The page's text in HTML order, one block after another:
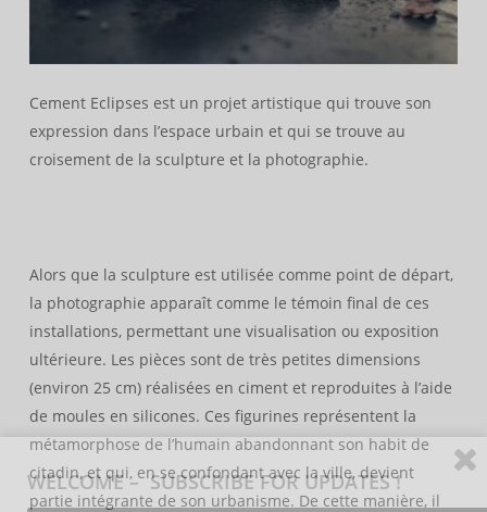
Cement Eclipses est un projet artistique qui trouve son
expression dans l’espace urbain et qui se trouve au
croisement de la sculpture et la photographie.
Alors que la sculpture est utilisée comme point de départ,
la photographie apparaît comme le témoin final de ces
installations, permettant une visualisation ou exposition
ultérieure. Les pièces sont de très petites dimensions
(environ 25 cm) réalisées en ciment et reproduites à l’aide
de moules en silicones. Ces figurines représentent la
métamorphose de l’humain abandonnant son habit de
citadin, et qui, en se confondant avec la ville, devient
partie intégrante de son urbanisme. De cette manière, il
WELCOME – SUBSCRIBE FOR UPDATES !